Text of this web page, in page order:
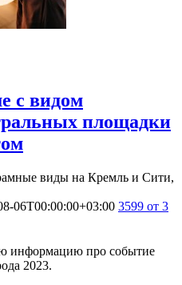
с видом
площадки
виды на Кремль и Сити,
06T00:00:00+03:00 3599 от 3
информацию про событие
2023.